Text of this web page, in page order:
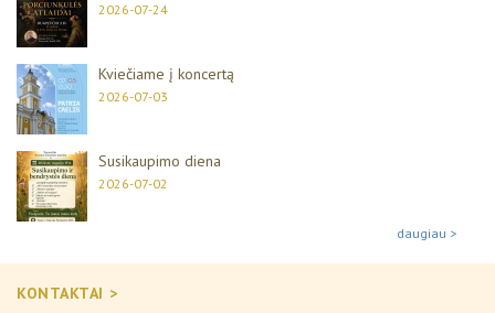
2026-07-24
Kviečiame į koncertą
2026-07-03
Susikaupimo diena
2026-07-02
daugiau >
KONTAKTAI >